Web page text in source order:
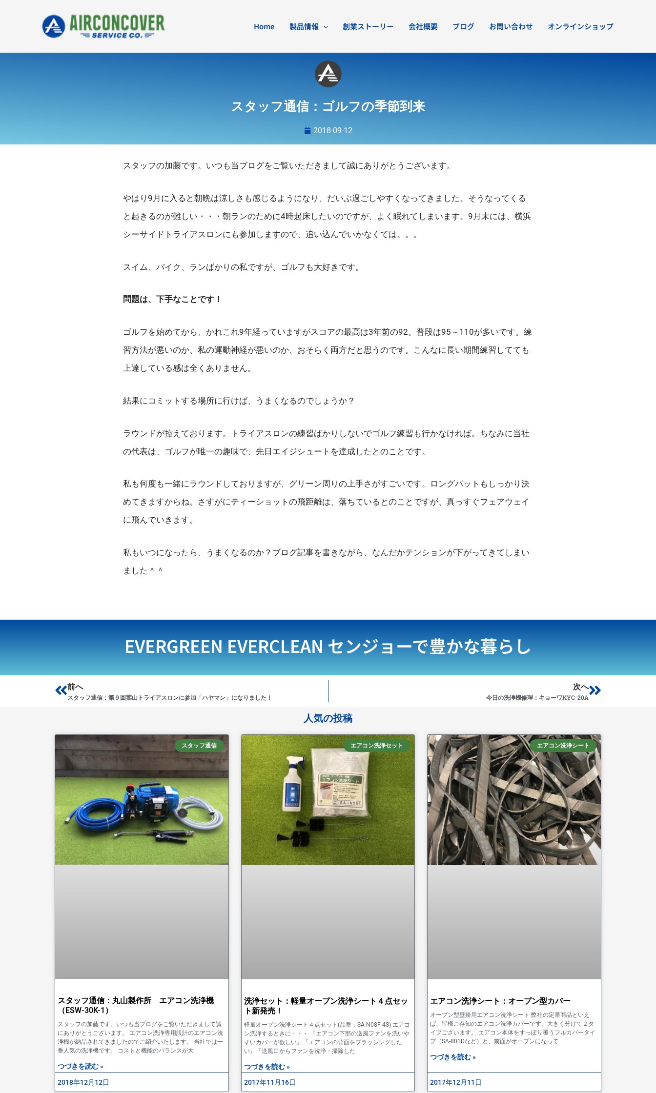
キ
Home 製品情報 創業ストーリー 会社概要 ブログ お問い合わせ オンラインショップ
スタッフ通信：ゴルフの季節到来
2018-09-12
スタッフの加藤です。いつも当ブログをご覧いただきまして誠にありがとうございます。
やはり9月に入ると朝晩は涼しさも感じるようになり、だいぶ過ごしやすくなってきました。そうなってくる
と起きるのが難しい・・・朝ランのために4時起床したいのですが、よく眠れてしまいます。9月末には、横浜
シーサイドトライアスロンにも参加しますので、追い込んでいかなくては。。。
スイム、バイク、ランばかりの私ですが、ゴルフも大好きです。
問題は、下手なことです！
ゴルフを始めてから、かれこれ9年経っていますがスコアの最高は3年前の92。普段は95～110が多いです。練
習方法が悪いのか、私の運動神経が悪いのか、おそらく両方だと思うのです。こんなに長い期間練習してても
上達している感は全くありません。
結果にコミットする場所に行けば、うまくなるのでしょうか？
ラウンドが控えております。トライアスロンの練習ばかりしないでゴルフ練習も行かなければ。ちなみに当社
の代表は、ゴルフが唯一の趣味で、先日エイジシュートを達成したとのことです。
私も何度も一緒にラウンドしておりますが、グリーン周りの上手さがすごいです。ロングパットもしっかり決
めてきますからね。さすがにティーショットの飛距離は、落ちているとのことですが、真っすぐフェアウェイ
に飛んでいきます。
私もいつになったら、うまくなるのか？ブログ記事を書きながら、なんだかテンションが下がってきてしまい
ました＾＾
EVERGREEN EVERCLEANセンジョーで豊かな暮らし
Prev
前へ
スタッフ通信：第９回葉山トライアスロンに参加「ハヤマン」になりました！
次へ
今日の洗浄機修理：キョーワKYC-20ANext
人気の投稿
スタッフ通信
スタッフ通信：丸山製作所 エアコン洗浄機
（ESW-30K-1）
スタッフの加藤です。いつも当ブログをご覧いただきまして誠
にありがとうございます。 エアコン洗浄専用設計のエアコン洗
浄機が納品されてきましたのでご紹介いたします。 当社では一
番人気の洗浄機です。 コストと機能のバランスが大
つづきを読む »
2018年12月12日
エアコン洗浄セット
洗浄セット：軽量オープン洗浄シート４点セッ
ト新発売！
軽量オープン洗浄シート４点セット(品番：SA-N08F-4S) エアコ
ン洗浄するときに・・・ 『エアコン下部の送風ファンを洗いや
すいカバーが欲しい』『エアコンの背面をブラッシングした
い』『送風口からファンを洗浄・掃除した
つづきを読む »
2017年11月16日
エアコン洗浄シート
エアコン洗浄シート：オープン型カバー
オープン型壁掛用エアコン洗浄シート 弊社の定番商品といえ
ば、皆様ご存知のエアコン洗浄カバーです。大きく分けて２タ
イプございます。 エアコン本体をすっぽり覆うフルカバータイ
プ（SA-801Dなど）と、前面がオープンになって
つづきを読む »
2017年12月11日